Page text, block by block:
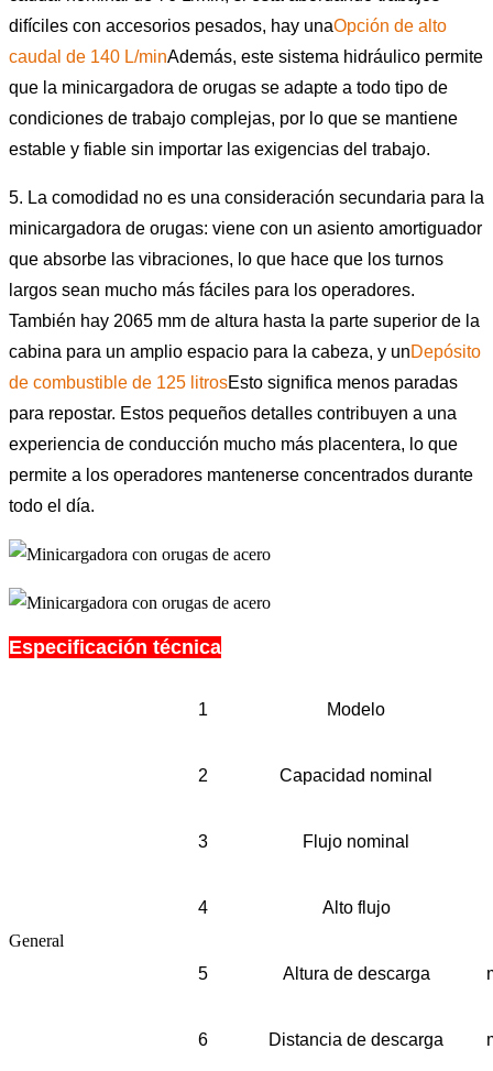
difíciles con accesorios pesados, hay unaOpción de alto
caudal de 140 L/minAdemás, este sistema hidráulico permite
que la minicargadora de orugas se adapte a todo tipo de
condiciones de trabajo complejas, por lo que se mantiene
estable y fiable sin importar las exigencias del trabajo.
5. La comodidad no es una consideración secundaria para la
minicargadora de orugas: viene con un asiento amortiguador
que absorbe las vibraciones, lo que hace que los turnos
largos sean mucho más fáciles para los operadores.
También hay 2065 mm de altura hasta la parte superior de la
cabina para un amplio espacio para la cabeza, y unDepósito
de combustible de 125 litrosEsto significa menos paradas
para repostar. Estos pequeños detalles contribuyen a una
experiencia de conducción mucho más placentera, lo que
permite a los operadores mantenerse concentrados durante
todo el día.
Especificación técnica
General
1 Modelo
2 Capacidad nominal
3 Flujo nominal
4 Alto flujo
5 Altura de descarga
6 Distancia de descarga